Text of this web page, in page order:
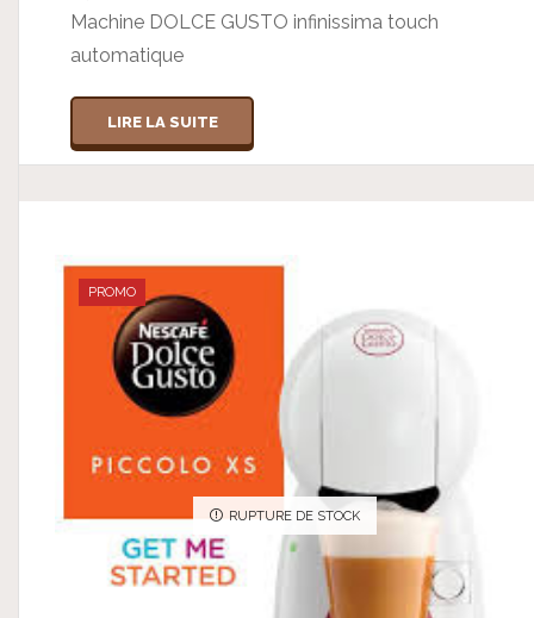
Machine DOLCE GUSTO infinissima touch
automatique
LIRE LA SUITE
RUPTURE DE STOCK
PROMO